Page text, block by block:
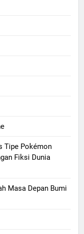
Tipe Pokémon
Fiksi Dunia
Masa Depan Bumi